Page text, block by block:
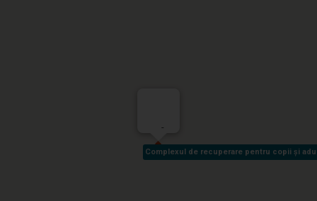
Complexul de recuperare pentru copii și
Complexul de recuperare pentru copii și
-